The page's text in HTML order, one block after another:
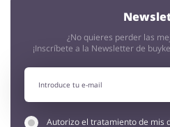
¿No quieres perder las
¡Inscríbete a la Newsletter de
Autorizo el tratamiento de mis